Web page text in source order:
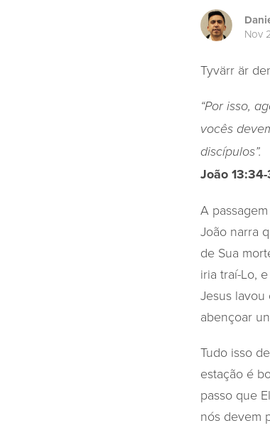
Nov
Tyvärr är
“Por isso,
vocês
discípulos”.
João
A
João narra
de Sua
iria traí-Lo,
Jesus lavou
abençoar
Tudo isso
estação é
passo que
nós devem